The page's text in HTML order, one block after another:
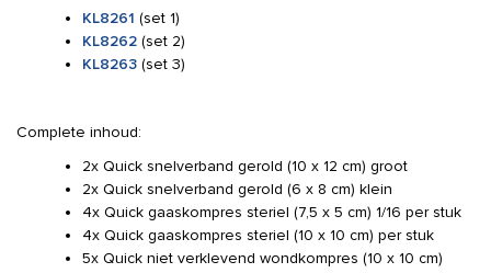
KL8261 (set 1)
KL8262 (set 2)
KL8263 (set 3)
Complete inhoud:
2x Quick snelverband gerold (10 x 12 cm) groot
2x Quick snelverband gerold (6 x 8 cm) klein
4x Quick gaaskompres steriel (7,5 x 5 cm) 1/16 per stuk
4x Quick gaaskompres steriel (10 x 10 cm) per stuk
5x Quick niet verklevend wondkompres (10 x 10 cm)